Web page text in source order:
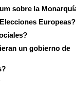
sobre la
Europeas?
un gobierno de